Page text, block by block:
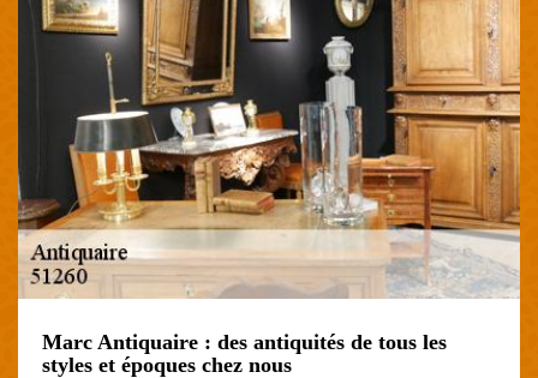
Marc Antiquaire : des antiquités de tous les
styles et époques chez nous